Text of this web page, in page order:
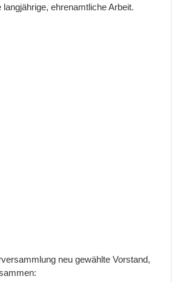
ehrenamtliche Arbeit.
neu gewählte Vorstand,